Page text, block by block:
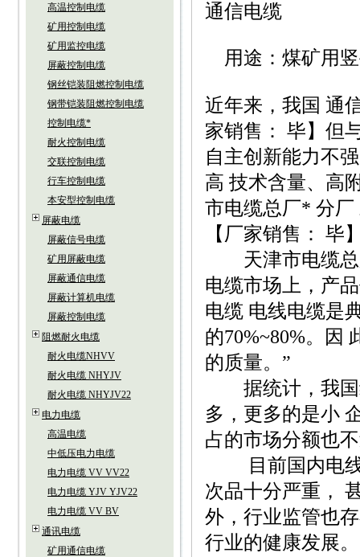
高温控制电缆
矿用控制电缆
矿用监控电缆
屏蔽控制电缆
钢丝铠装阻燃控制电缆
钢带铠装阻燃控制电缆
控制电缆*
耐火控制电缆
交联控制电缆
行车控制电缆
本安型控制电缆
屏蔽电缆
屏蔽信号电缆
矿用屏蔽电缆
屏蔽通信电缆
屏蔽计算机电缆
屏蔽控制电缆
阻燃耐火电缆
耐火电缆NHVV
耐火电缆 NHYJV
耐火电缆 NHYJV22
电力电缆
高温电缆
中低压电力电缆
电力电缆 VV VV22
电力电缆 YJV YJV22
电力电缆 VV BV
通讯电缆
矿用通信电缆
通信电缆
用途：煤矿用
近年来，我国 通
家销售： 毕】但
自主创新能力不
高 技术含量、高
市电缆总厂* 分
【厂家销售： 毕
天津市电缆总
电缆市场上，产
电缆 电线电缆是
的70%~80%。因
的质量。”
据统计，我国
多，更多的是小
占的市场分额也
目前国内电线
次品十分严重，
外，行业监管也
行业的健康发展。